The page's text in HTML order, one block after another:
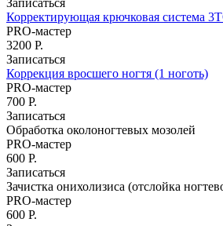
м. Молодёжная м. Бульвар Дмитрия
аллея
м. Строгино
Записаться
Корректирующая крючковая система
PRO-мастер
3200 Р.
Записаться
Коррекция вросшего ногтя (1 ноготь)
PRO-мастер
700 Р.
Записаться
Обработка околоногтевых мозолей
PRO-мастер
600 Р.
Записаться
Зачистка онихолизиса (отслойка
PRO-мастер
600 Р.